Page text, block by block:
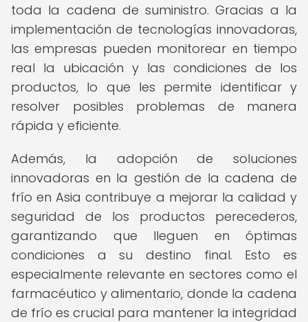
toda la cadena de suministro. Gracias a la
implementación de tecnologías innovadoras,
las empresas pueden monitorear en tiempo
real la ubicación y las condiciones de los
productos, lo que les permite identificar y
resolver posibles problemas de manera
rápida y eficiente.
Además, la adopción de soluciones
innovadoras en la gestión de la cadena de
frío en Asia contribuye a mejorar la calidad y
seguridad de los productos perecederos,
garantizando que lleguen en óptimas
condiciones a su destino final. Esto es
especialmente relevante en sectores como el
farmacéutico y alimentario, donde la cadena
de frío es crucial para mantener la integridad